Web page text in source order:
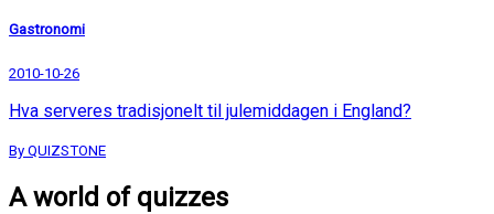
Gastronomi
2010-10-26
Hva serveres tradisjonelt til julemiddagen i England?
By QUIZSTONE
A world of quizzes